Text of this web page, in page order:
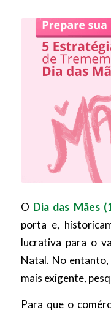
O Dia das Mães
porta e,
lucrativa para o
Natal. No
mais exigente,
Para que o